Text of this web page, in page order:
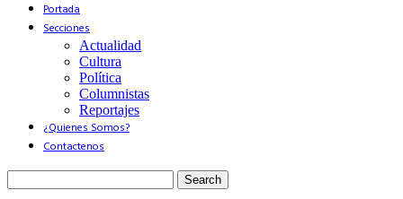
Portada
Secciones
Actualidad
Cultura
Política
Columnistas
Reportajes
¿Quienes Somos?
Contactenos